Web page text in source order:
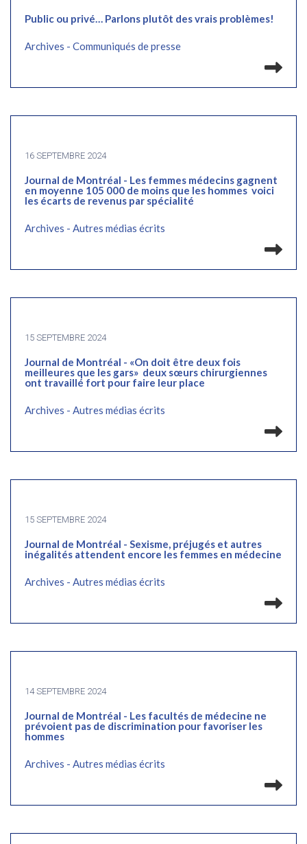
Public ou privé… Parlons plutôt des vrais problèmes!
Archives - Communiqués de presse
16 SEPTEMBRE 2024
Journal de Montréal - Les femmes médecins gagnent
en moyenne 105 000 de moins que les hommes voici
les écarts de revenus par spécialité
Archives - Autres médias écrits
15 SEPTEMBRE 2024
Journal de Montréal - «On doit être deux fois
meilleures que les gars» deux sœurs chirurgiennes
ont travaillé fort pour faire leur place
Archives - Autres médias écrits
15 SEPTEMBRE 2024
Journal de Montréal - Sexisme, préjugés et autres
inégalités attendent encore les femmes en médecine
Archives - Autres médias écrits
14 SEPTEMBRE 2024
Journal de Montréal - Les facultés de médecine ne
prévoient pas de discrimination pour favoriser les
hommes
Archives - Autres médias écrits